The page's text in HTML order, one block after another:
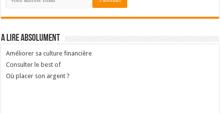
A lire absolument
Améliorer sa culture financière
Consulter le best of
Où placer son argent ?